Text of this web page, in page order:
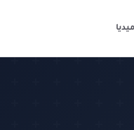
ميديا